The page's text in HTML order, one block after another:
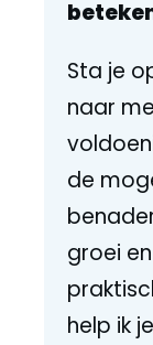
Sta je
naar
de
groei
help ik